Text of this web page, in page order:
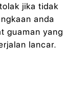
jika tidak
anda
guaman yang
lancar.